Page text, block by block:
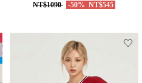
NT$1090 -50% NT$545